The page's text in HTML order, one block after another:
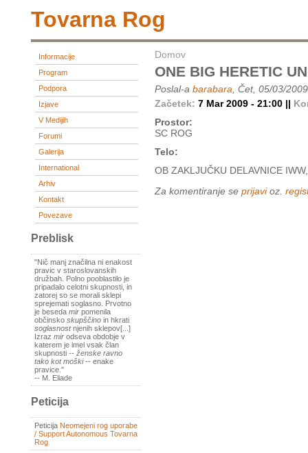
Tovarna Rog
Informacije
Program
Podpora
Izjave
V Medijih
Forumi
Galerija
International
Arhiv
Kontakt
Povezave
Preblisk
"Nič manj značilna ni enakost
pravic v staroslovanskih
družbah. Polno pooblastilo je
pripadalo celotni skupnosti, in
zatorej so se morali sklepi
sprejemati soglasno. Prvotno
je beseda mir pomenila
občinsko skupščino in hkrati
soglasnostnjenih sklepov[...]
Izraz mir odseva obdobje v
katerem je imel vsak član
skupnosti -- ženske ravno
tako kot moški-- enake
pravice."
-- M. Eliade
Peticija
Peticija Neomejeni rog uporabe
/ Support Autonomous Tovarna
Rog
Domov
ONE BIG HERETIC
Poslal-a barabara , Čet, 05/03/
Začetek: 7 Mar 2009 - 21:00 ||
Prostor:
SC ROG
Telo:
OB ZAKLJUČKU DELAVNICE
Za komentiranje se prijavioz.